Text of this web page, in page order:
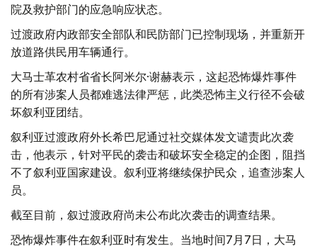
院及救护部门的应急响应状态。
过渡政府内政部安全部队和民防部门已控制现场，并重新开
放道路供民用车辆通行。
大马士革农村省省长阿米尔·谢赫表示，这起恐怖爆炸事件
的所有涉案人员都难逃法律严惩，此类恐怖主义行径不会破
坏叙利亚团结。
叙利亚过渡政府外长希巴尼通过社交媒体发文谴责此次袭
击，他表示，针对平民的袭击和破坏安全稳定的企图，阻挡
不了叙利亚国家建设。叙利亚将继续保护民众，追查涉案人
员。
截至目前，叙过渡政府尚未公布此次袭击的调查结果。
恐怖爆炸事件在叙利亚时有发生。当地时间7月7日，大马